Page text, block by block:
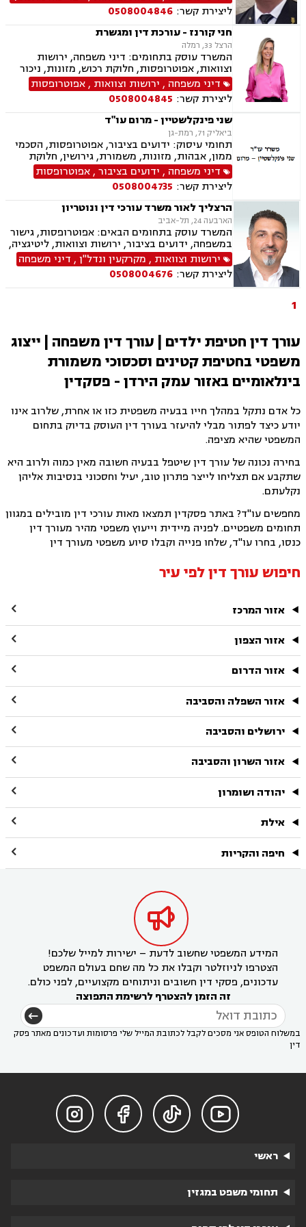
סכסוך בין בעלי מניות, תביעות חוב, תיאום הורי,
לשון הרע, בוררות וגישור.
ליצירת קשר: 0508004846
חני קורנז - עורכת דין ומגשרת
הרצל 33, רמלה
המשרד עוסק בתחומים: דיני משפחה, ירושות
וצוואות, אפוטרופסות, חלוקת רכוש, מזונות, ניכור
הורי, אלימות במשפחה, גירושין, גישור במשפחה,
הסכמי ממון, ידועים בציבור, מעמד אישי, הורות
משותפת, זמני שהות, חוק הנוער, חטיפת ילדים,
ייפוי כוח מתמשך, אחריות הורית
דיני משפחה , ירושות וצוואות ,אפוטרופסות
ליצירת קשר: 0508004845
שני פינקלשטיין - מרום עו"ד
ביאליק 71, רמת-גן
תחומי עיסוק: ידועים בציבור, אפוטרופסות, הסכמי
ממון, אבהות, מזונות, משמורת, גירושין, חלוקת
רכוש, מעמד אישי, תיאום הורי, חטיפת ילדים, זמני
שהות, ניכור הורי, ירושות וצוואות, ייפוי כוח מתמשך
דיני משפחה , ידועים בציבור,אפוטרופסות
ליצירת קשר: 0508004735
הרצליך לאור משרד עורכי דין ונוטריון
הארבעה 24, תל-אביב
המשרד עוסק בתחומים הבאים: אפוטרופסות, גישור
במשפחה, ידועים בציבור, ירושות וצוואות, ליטיגציה,
ליקויי בנייה, מיסוי נדל"ן, עסקאות מכר דירה,
קבוצות רכישה, תכנון ובניה, דיני חוזים ומסחר, דיני
מקרקעין, דיני משפחה, אבהות , גירושין, דיור מוגן,
הורות חד מינית, מגרשים חקלאיים, מזונות,
ירושות וצוואות , מקרקעין ונדל"ן, דיני משפחה
ליצירת קשר: 0508004676
1
עורך דין חטיפת ילדים | עורך דין משפחה | ייצוג
משפטי בחטיפת קטינים וסכסוכי משמורת
בינלאומיים באזור עמק הירדן - פסקדין
כל אדם נתקל במהלך חייו בבעיה משפטית כזו או אחרת, שלרוב אינו
יודע כיצד לפתור מבלי להיעזר בעורך דין העוסק בדיוק בתחום
המשפטי שהיא מציפה.
בחירה נכונה של עורך דין שיטפל בבעיה חשובה מאין כמוה ולרוב היא
שתקבע אם תצליחו לייצר פתרון טוב, יעיל וחסכוני בנסיבות אליהן
נקלעתם.
מחפשים עו"ד? באתר פסקדין תמצאו מאות עורכי דין מובילים במגוון
תחומים משפטיים. לפניה מיידית וייעוץ משפטי מהיר מעורך דין
כנסו, בחרו עו"ד, שלחו פנייה וקבלו סיוע משפטי מעורך דין
חיפוש עורך דין לפי עיר
אזור המרכז 
אזור הצפון 
אזור הדרום 
אזור השפלה והסביבה 
ירושלים והסביבה 
אזור השרון והסביבה 
יהודה ושומרון 
אילת 
חיפה והקריות 

המידע המשפטי שחשוב לדעת – ישירות למייל שלכם!
הצטרפו לניוזלטר וקבלו את כל מה שחם בעולם המשפט
עדכונים, פסקי דין חשובים וניתוחים מקצועיים, לפני כולם.
זה הזמן להצטרף לרשימת התפוצה
במשלוח הטופס אני מסכים לקבל לכתובת המייל שלי פרסומות ועדכונים מאתר פסק
דין




ראשי
תחומי משפט במגזין